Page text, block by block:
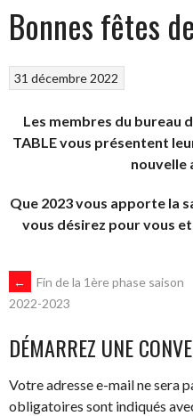
Bonnes fêtes
31 décembre 2022
Les membres du bureau
TABLE vous présentent
nouvelle
Que 2023 vous apporte la
vous désirez pour vous
NAVIGATION
DES
ARTICLES
←
Fin de la 1ère phase saison
2022-2023
DÉMARREZ UNE
Votre adresse e-mail ne sera
obligatoires sont indiqués